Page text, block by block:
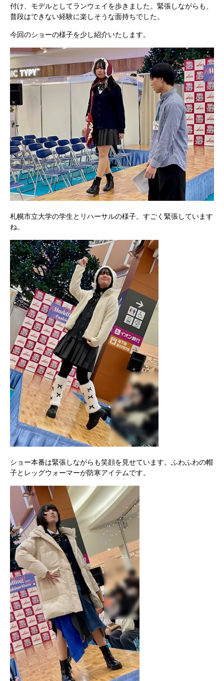
付け、モデルとしてランウェイを歩きました。緊張しながらも、
普段はできない経験に楽しそうな面持ちでした。
今回のショーの様子を少し紹介いたします。
札幌市立大学の学生とリハーサルの様子。すごく緊張しています
ね。
ショー本番は緊張しながらも笑顔を見せています。ふわふわの帽
子とレッグウォーマーが防寒アイテムです。